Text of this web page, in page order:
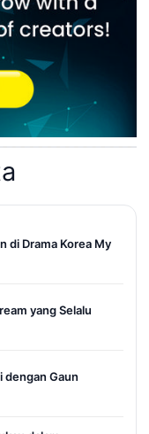
di Drama Korea My
yang Selalu
dengan Gaun